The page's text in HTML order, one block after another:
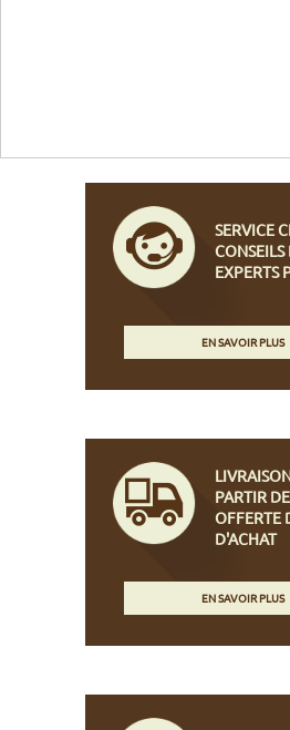
SERVICE
CONSEILS
EXPERTS
EN SAVOIR PLUS
PARTIR
OFFERTE
D'ACHAT
EN SAVOIR PLUS